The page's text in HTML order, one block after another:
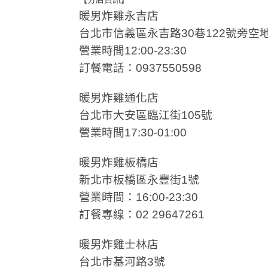
暖男炸雞永吉店
台北市信義區永吉路30巷122號旁空
營業時間12:00-23:30
訂餐電話：0937550598
暖男炸雞通化店
台北市大安區臨江街105號
營業時間17:30-01:00
暖男炸雞板橋店
新北市板橋區永豐街1號
營業時間：16:00-23:30
訂餐專線：02 29647261
暖男炸雞士林店
台北市基河路3號